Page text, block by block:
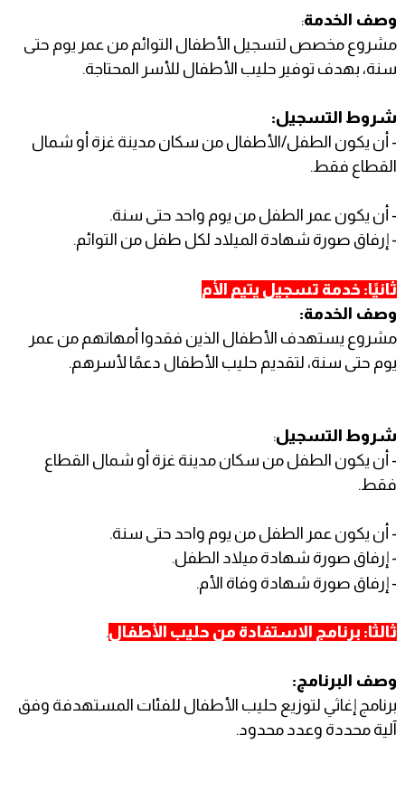
وصف الخدمة:
مشروع مخصص لتسجيل الأطفال التوائم من عمر يوم حتى
سنة، بهدف توفير حليب الأطفال للأسر المحتاجة.
شروط التسجيل:
- أن يكون الطفل/الأطفال من سكان مدينة غزة أو شمال
القطاع فقط.
- أن يكون عمر الطفل من يوم واحد حتى سنة.
- إرفاق صورة شهادة الميلاد لكل طفل من التوائم.
ثانيًا: خدمة تسجيل يتيم الأم
وصف الخدمة:
مشروع يستهدف الأطفال الذين فقدوا أمهاتهم من عمر
يوم حتى سنة، لتقديم حليب الأطفال دعمًا لأسرهم.
شروط التسجيل:
- أن يكون الطفل من سكان مدينة غزة أو شمال القطاع
فقط.
- أن يكون عمر الطفل من يوم واحد حتى سنة.
- إرفاق صورة شهادة ميلاد الطفل.
- إرفاق صورة شهادة وفاة الأم.
ثالثًا: برنامج الاستفادة من حليب الأطفال.
وصف البرنامج:
برنامج إغاثي لتوزيع حليب الأطفال للفئات المستهدفة وفق
آلية محددة وعدد محدود.